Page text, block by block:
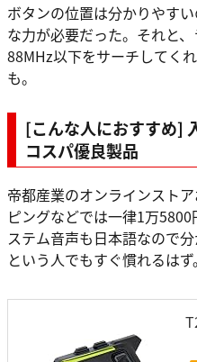
ボタンの位置は分かりやす
な力が必要だった。それと
88MHz以下をサーチしてく
も。
[こんな人におすすめ]
コスパ優良製品
帝都産業のオンラインスト
ピングなどでは一律1万
ステム音声も日本語なので
という人でもすぐ慣れるはず